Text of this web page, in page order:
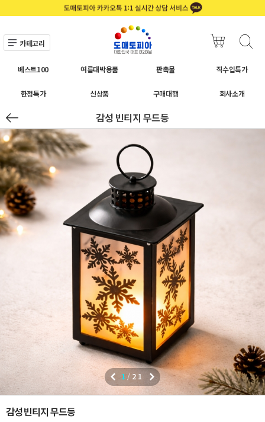
카테고리
베스트100 여름대박용품 판촉물 직수입특가
한정특가 신상품 구매대행 회사소개
감성 빈티지 무드등
1 / 21
감성 빈티지 무드등